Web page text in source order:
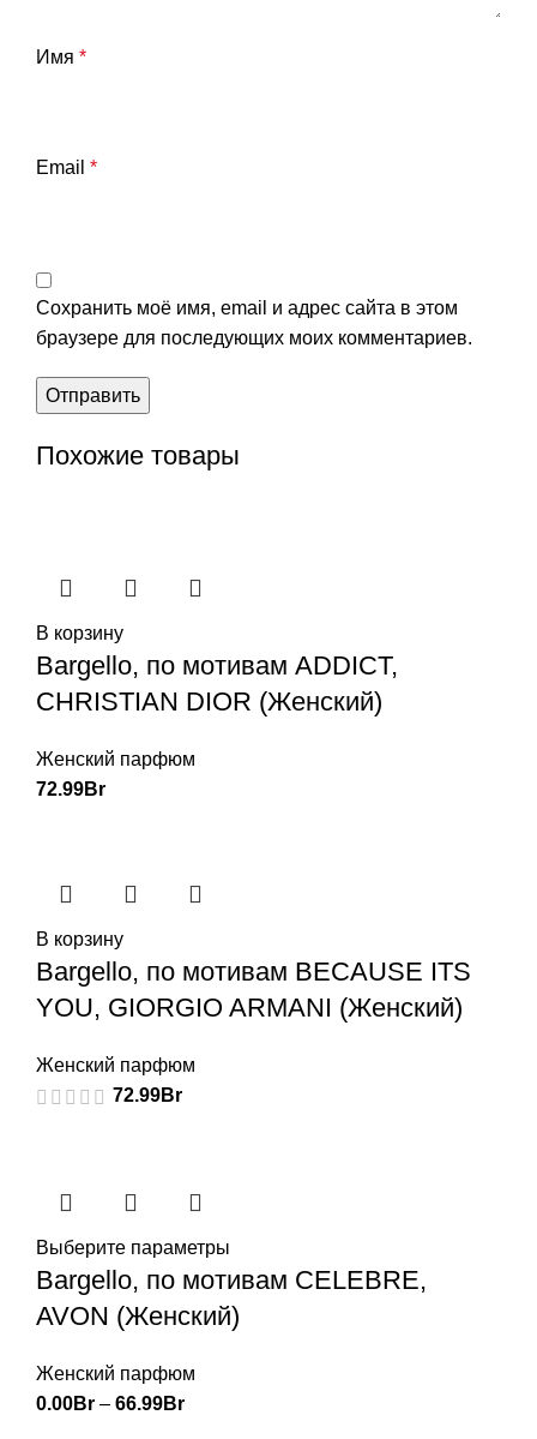
Имя *
Email *
Сохранить моё имя, email и адрес сайта в этом
браузере для последующих моих комментариев.
Похожие товары
В корзину
Bargello, по мотивам ADDICT,
CHRISTIAN DIOR (Женский)
Женский парфюм
72.99Br
В корзину
Bargello, по мотивам BECAUSE ITS
YOU, GIORGIO ARMANI (Женский)
Женский парфюм
72.99Br
Выберите параметры
Bargello, по мотивам CELEBRE,
AVON (Женский)
Женский парфюм
0.00Br – 66.99Br